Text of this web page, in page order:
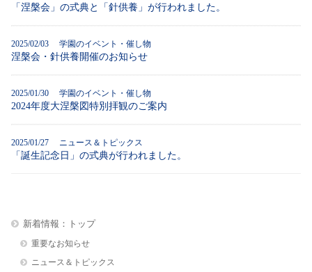
「涅槃会」の式典と「針供養」が行われました。
2025/02/03 学園のイベント・催し物
涅槃会・針供養開催のお知らせ
2025/01/30 学園のイベント・催し物
2024年度大涅槃図特別拝観のご案内
2025/01/27 ニュース＆トピックス
「誕生記念日」の式典が行われました。
新着情報：トップ
重要なお知らせ
ニュース＆トピックス